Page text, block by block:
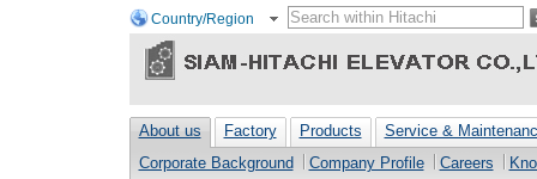
Country/Region
About us Factory Products
Service &
Corporate Background
Company Profile Careers